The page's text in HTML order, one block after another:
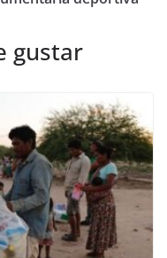
gustar